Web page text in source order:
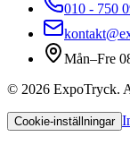
010 - 750
Mån–Fre
© 2026 ExpoTryck.
Cookie-inställningar